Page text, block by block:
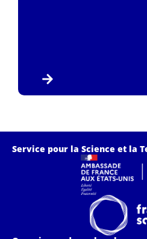
Service pour la Science et la